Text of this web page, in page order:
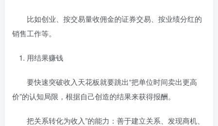
比如创业、按交易量收佣金的证券交易、按业绩分红的
销售工作等。
用结果赚钱
要快速突破收入天花板就要跳出“把单位时间卖出更高
价”的认知局限，根据自己创造的结果来获得报酬。
把关系转化为收入”的能力：善于建立关系、发现商机、